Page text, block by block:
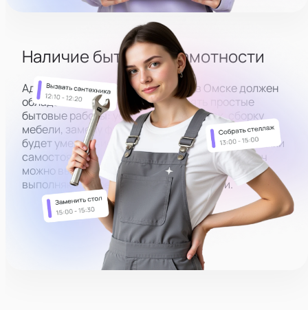
Подключить микрофон
Наличие бытовой грамотности
Администратор в вебкам студию в Омскедолжен
обладать способностью выполнять простые
бытовые работы: устранение протечек, сборку
мебели, замену фильтра и т.д. Преимуществом
будет умение чинить несложные бытовые поломки
самостоятельно. Для более масштабных задач
можно вызывать квалифицированный персонал,
выполняющий ремонт любой сложности.